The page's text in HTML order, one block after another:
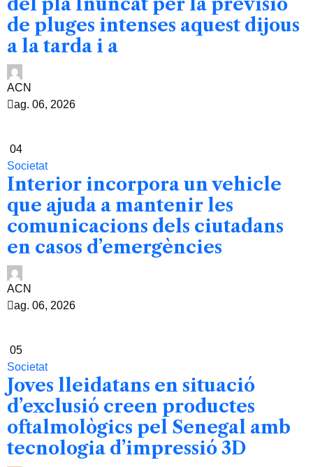
del pla Inuncat per la previsió
de pluges intenses aquest dijous
a la tarda i a
ACN
ag. 06, 2026
04
Societat
Interior incorpora un vehicle
que ajuda a mantenir les
comunicacions dels ciutadans
en casos d’emergències
ACN
ag. 06, 2026
05
Societat
Joves lleidatans en situació
d’exclusió creen productes
oftalmològics pel Senegal amb
tecnologia d’impressió 3D